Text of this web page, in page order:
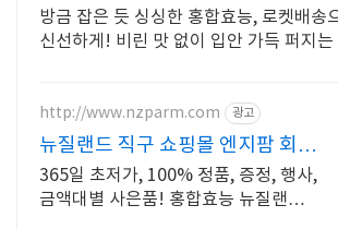
방금 잡은 듯 싱싱한 홍합효능, 로켓배송
신선하게! 비린 맛 없이 입안 가득 퍼지는
http://www.nzparm.com 광고
뉴질랜드 직구 쇼핑몰 엔지팜 회원
가입시 적립급 바로 지급
365일 초저가, 100% 정품, 증정, 행사,
금액대별 사은품! 홍합효능 뉴질랜드